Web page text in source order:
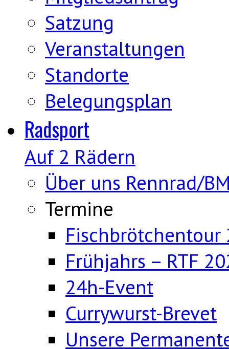
Satzung
Veranstaltungen
Standorte
Belegungsplan
Radsport
Auf 2 Rädern
Über uns Rennrad/
Termine
Fischbrötchentour
Frühjahrs – RTF
24h-Event
Currywurst-Brevet
Unsere